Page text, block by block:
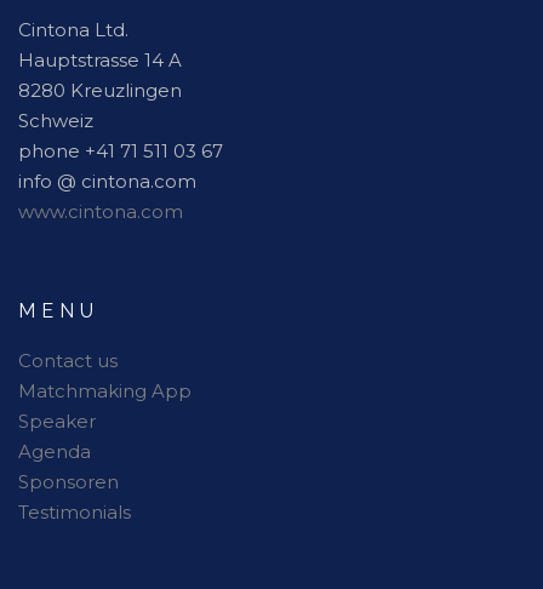
Cintona Ltd.
Hauptstrasse 14 A
8280 Kreuzlingen
Schweiz
phone +41 71 511 03 67
info @ cintona.com
www.cintona.com
MENU
Contact us
Matchmaking App
Speaker
Agenda
Sponsoren
Testimonials